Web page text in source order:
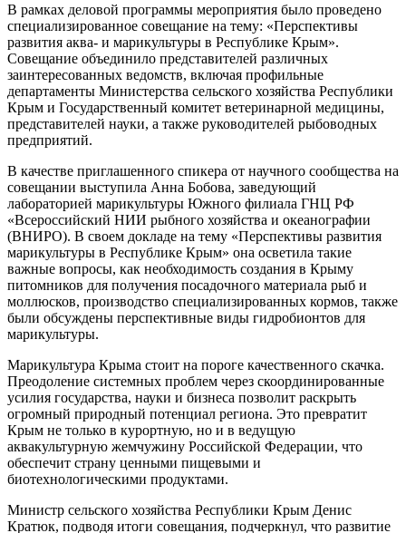
В рамках деловой программы мероприятия было проведено
специализированное совещание на тему: «Перспективы
развития аква- и марикультуры в Республике Крым».
Совещание объединило представителей различных
заинтересованных ведомств, включая профильные
департаменты Министерства сельского хозяйства Республики
Крым и Государственный комитет ветеринарной медицины,
представителей науки, а также руководителей рыбоводных
предприятий.
В качестве приглашенного спикера от научного сообщества на
совещании выступила Анна Бобова, заведующий
лабораторией марикультуры Южного филиала ГНЦ РФ
«Всероссийский НИИ рыбного хозяйства и океанографии
(ВНИРО). В своем докладе на тему «Перспективы развития
марикультуры в Республике Крым» она осветила такие
важные вопросы, как необходимость создания в Крыму
питомников для получения посадочного материала рыб и
моллюсков, производство специализированных кормов, также
были обсуждены перспективные виды гидробионтов для
марикультуры.
Марикультура Крыма стоит на пороге качественного скачка.
Преодоление системных проблем через скоординированные
усилия государства, науки и бизнеса позволит раскрыть
огромный природный потенциал региона. Это превратит
Крым не только в курортную, но и в ведущую
аквакультурную жемчужину Российской Федерации, что
обеспечит страну ценными пищевыми и
биотехнологическими продуктами.
Министр сельского хозяйства Республики Крым Денис
Кратюк, подводя итоги совещания, подчеркнул, что развитие